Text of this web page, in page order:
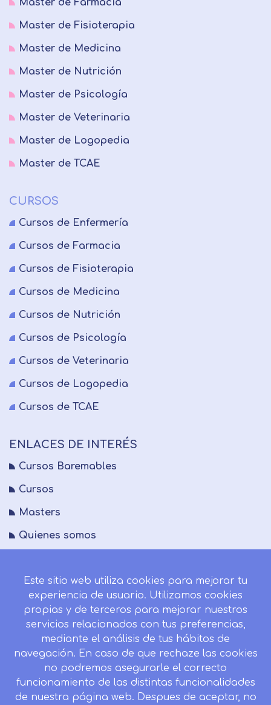
Master de Farmacia
Master de Fisioterapia
Master de Medicina
Master de Nutrición
Master de Psicología
Master de Veterinaria
Master de Logopedia
Master de TCAE
CURSOS
Cursos de Enfermería
Cursos de Farmacia
Cursos de Fisioterapia
Cursos de Medicina
Cursos de Nutrición
Cursos de Psicología
Cursos de Veterinaria
Cursos de Logopedia
Cursos de TCAE
ENLACES DE INTERÉS
Cursos Baremables
Cursos
Masters
Quienes somos
Blog
Mapa del sitio
Desistir contrato aquí
CONTACTO
Este sitio web utiliza cookies para mejorar tu
experiencia de usuario. Utilizamos cookies
propias y de terceros para mejorar nuestros
servicios relacionados con tus preferencias,
mediante el análisis de tus hábitos de
navegación. En caso de que rechaze las cookies
no podremos asegurarle el correcto
funcionamiento de las distintas funcionalidades
de nuestra página web. Despues de aceptar, no